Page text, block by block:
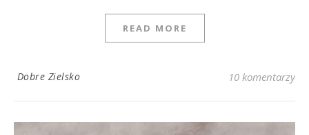
READ MORE
Dobre Zielsko 10 komentarzy